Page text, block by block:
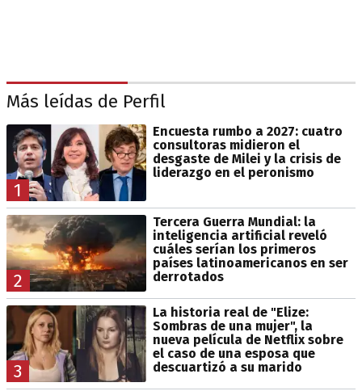
Más leídas de Perfil
1
Encuesta rumbo a 2027: cuatro
consultoras midieron el
desgaste de Milei y la crisis de
liderazgo en el peronismo
2
Tercera Guerra Mundial: la
inteligencia artificial reveló
cuáles serían los primeros
países latinoamericanos en ser
derrotados
3
La historia real de "Elize:
Sombras de una mujer", la
nueva película de Netflix sobre
el caso de una esposa que
descuartizó a su marido